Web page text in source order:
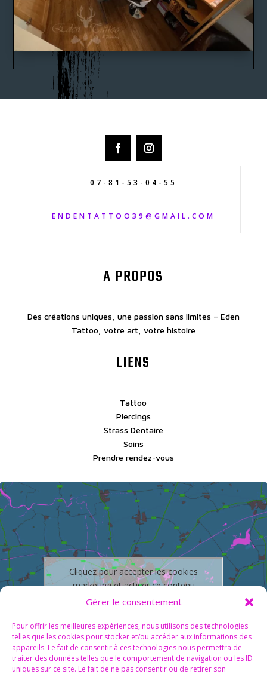
Gérer le consentement
Pour offrir les meilleures expériences, nous utilisons des technologies
telles que les cookies pour stocker et/ou accéder aux informations des
appareils. Le fait de consentir à ces technologies nous permettra de
traiter des données telles que le comportement de navigation ou les ID
uniques sur ce site. Le fait de ne pas consentir ou de retirer son
07-81-53-04-55
ENDENTATTOO39@GMAIL.COM
A PROPOS
Des créations uniques, une passion sans limites – Eden
Tattoo, votre art, votre histoire
LIENS
Tattoo
Piercings
Strass Dentaire
Soins
Prendre rendez-vous
Cliquez pour accepter les cookies
marketing et activer ce contenu